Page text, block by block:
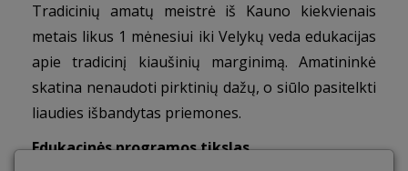
Tradicinių amatų meistrė iš Kauno kiekvienais
metais likus 1 mėnesiui iki Velykų veda edukacijas
apie tradicinį kiaušinių marginimą. Amatininkė
skatina nenaudoti pirktinių dažų, o siūlo pasitelkti
liaudies išbandytas priemones.
Edukacinės programos tikslas